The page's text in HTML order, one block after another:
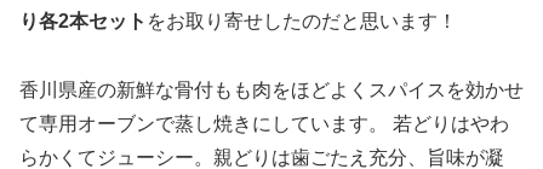
り各2本セット をお取り寄せしたのだと思います！
香川県産の新鮮な骨付もも肉をほどよくスパイスを効かせ
て専用オーブンで蒸し焼きにしています。 若どりはやわ
らかくてジューシー。親どりは歯ごたえ充分、旨味が凝